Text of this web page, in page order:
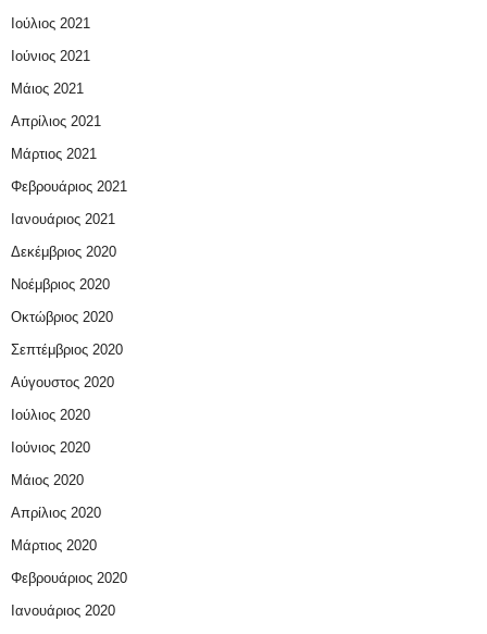
Ιούλιος 2021
Ιούνιος 2021
Μάιος 2021
Απρίλιος 2021
Μάρτιος 2021
Φεβρουάριος 2021
Ιανουάριος 2021
Δεκέμβριος 2020
Νοέμβριος 2020
Οκτώβριος 2020
Σεπτέμβριος 2020
Αύγουστος 2020
Ιούλιος 2020
Ιούνιος 2020
Μάιος 2020
Απρίλιος 2020
Μάρτιος 2020
Φεβρουάριος 2020
Ιανουάριος 2020